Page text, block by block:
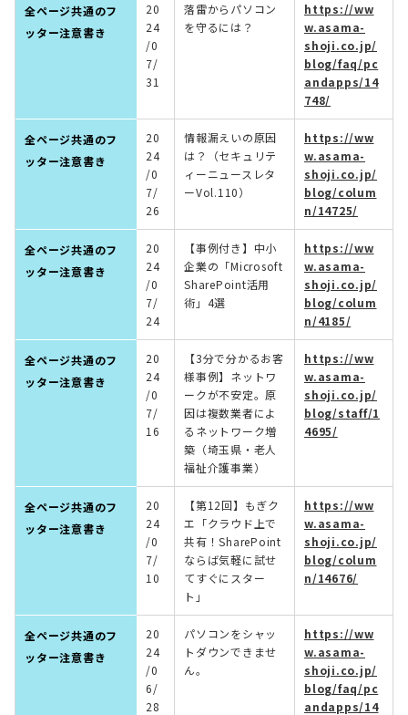
全ページ共通のフ
ッター注意書き
20
24
/0
7/
31
落雷からパソコン
を守るには？
https://ww
w.asama-
shoji.co.jp/
blog/faq/pc
andapps/14
748/
全ページ共通のフ
ッター注意書き
20
24
/0
7/
26
情報漏えいの原因
は？（セキュリテ
ィーニュースレタ
ーVol.110）
https://ww
w.asama-
shoji.co.jp/
blog/colum
n/14725/
全ページ共通のフ
ッター注意書き
20
24
/0
7/
24
【事例付き】中小
企業の「Microsoft
SharePoint活用
術」4選
https://ww
w.asama-
shoji.co.jp/
blog/colum
n/4185/
全ページ共通のフ
ッター注意書き
20
24
/0
7/
16
【3分で分かるお客
様事例】ネットワ
ークが不安定。原
因は複数業者によ
るネットワーク増
築（埼玉県・老人
福祉介護事業）
https://ww
w.asama-
shoji.co.jp/
blog/staff/1
4695/
全ページ共通のフ
ッター注意書き
20
24
/0
7/
10
【第12回】もぎク
エ「クラウド上で
共有！SharePoint
ならば気軽に試せ
てすぐにスター
ト」
https://ww
w.asama-
shoji.co.jp/
blog/colum
n/14676/
全ページ共通のフ
ッター注意書き
20
24
/0
6/
28
パソコンをシャッ
トダウンできませ
ん。
https://ww
w.asama-
shoji.co.jp/
blog/faq/pc
andapps/14